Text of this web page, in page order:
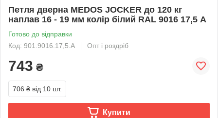
Петля дверна MEDOS JOCKER до 120 кг
наплав 16 - 19 мм колір білий RAL 9016 17,5 А
Готово до відправки
Код: 901.9016.17,5.А
Опт і роздріб
743 ₴
706 ₴ від 10 шт.
Купити